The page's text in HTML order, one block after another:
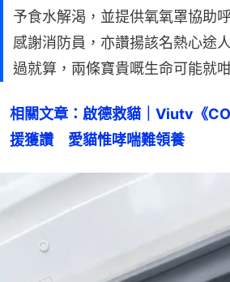
予食水解渴，並提供氧氧罩協助
感謝消防員，亦讚揚該名熱心途
過就算，兩條寶貴嘅生命可能就咁
相關文章：啟德救貓｜Viutv《
援獲讚　愛貓惟哮喘難領養